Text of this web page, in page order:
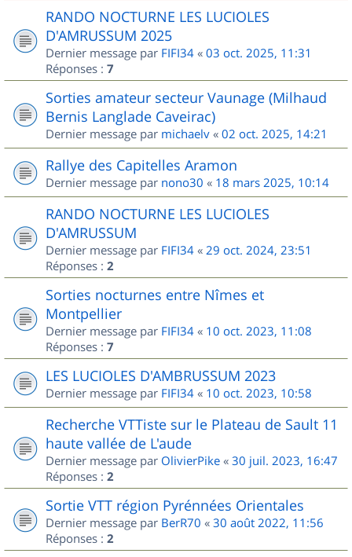
RANDO NOCTURNE LES LUCIOLES
D'AMRUSSUM 2025
Dernier message par FIFI34 « 03 oct. 2025, 11:31
Réponses : 7
Sorties amateur secteur Vaunage (Milhaud
Bernis Langlade Caveirac)
Dernier message par michaelv « 02 oct. 2025, 14:21
Rallye des Capitelles Aramon
Dernier message par nono30 « 18 mars 2025, 10:14
RANDO NOCTURNE LES LUCIOLES
D'AMRUSSUM
Dernier message par FIFI34 « 29 oct. 2024, 23:51
Réponses : 2
Sorties nocturnes entre Nîmes et
Montpellier
Dernier message par FIFI34 « 10 oct. 2023, 11:08
Réponses : 7
LES LUCIOLES D'AMBRUSSUM 2023
Dernier message par FIFI34 « 10 oct. 2023, 10:58
Recherche VTTiste sur le Plateau de Sault 11
haute vallée de L'aude
Dernier message par OlivierPike « 30 juil. 2023, 16:47
Réponses : 2
Sortie VTT région Pyrénnées Orientales
Dernier message par BerR70 « 30 août 2022, 11:56
Réponses : 2